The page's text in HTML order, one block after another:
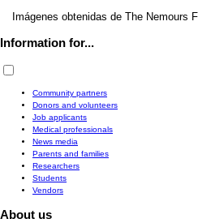
Imágenes obtenidas de The Nemours
Information for...
Community partners
Donors and volunteers
Job applicants
Medical professionals
News media
Parents and families
Researchers
Students
Vendors
About us